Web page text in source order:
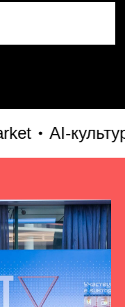
AI-культура